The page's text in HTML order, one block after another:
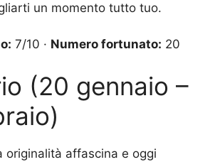
un momento tutto tuo.
7/10 · Numero fortunato: 20
(20 gennaio –
originalità affascina e oggi